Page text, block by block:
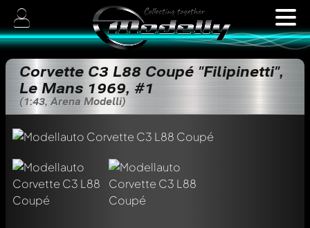
Corvette C3 L88 Coupé "Filipinetti",
Le Mans 1969, #1
(1:43, Arena Modelli)